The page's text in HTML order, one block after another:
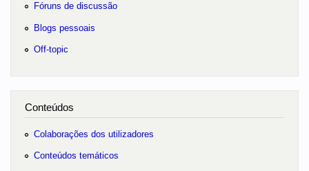
Fóruns de discussão
Blogs pessoais
Off-topic
Conteúdos
Colaborações dos utilizadores
Conteúdos temáticos